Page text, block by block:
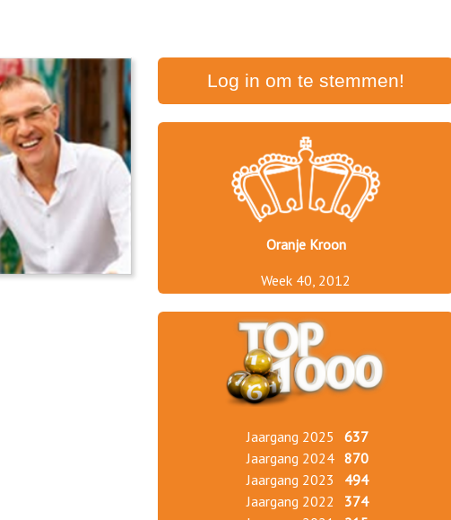
Log in om te stemmen!
Oranje Kroon
Week 40, 2012
Jaargang 2025
637
Jaargang 2024 870
Jaargang 2023
494
Jaargang 2022
374